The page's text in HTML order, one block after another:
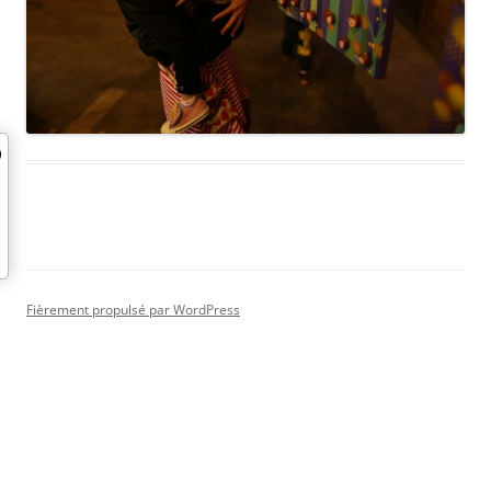
Fièrement propulsé par WordPress